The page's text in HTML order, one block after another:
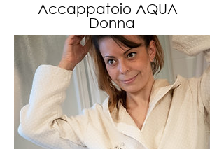
Accappatoio AQUA -
Donna